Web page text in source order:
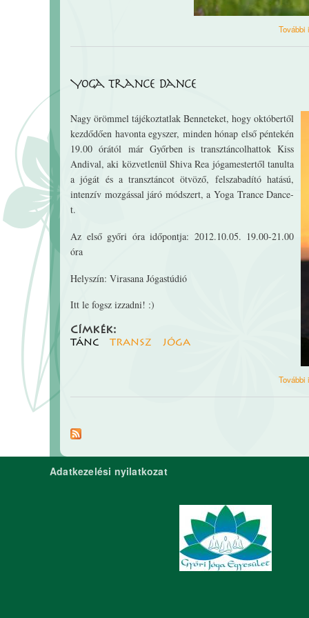
További
Yoga Trance Dance
Nagy örömmel tájékoztatlak Benneteket, hogy októbertől
kezdődően havonta egyszer, minden hónap első péntekén
19.00 órától már Győrben is transztáncolhattok Kiss
Andival, aki közvetlenül Shiva Rea jógamestertől tanulta
a jógát és a transztáncot ötvöző, felszabadító hatású,
intenzív mozgással járó módszert, a Yoga Trance Dance-
t.
Az első győri óra időpontja: 2012.10.05. 19.00-21.00
óra
Helyszín: Virasana Jógastúdió
Itt le fogsz izzadni! :)
Címkék:
tánc
transz jóga
További
Adatkezelési nyilatkozat